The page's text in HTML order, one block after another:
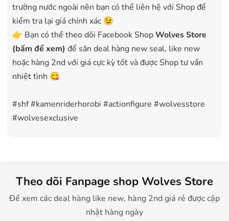
trường nước ngoài nên bạn có thể liên hệ với Shop để
kiểm tra lại giá chính xác 😉
👉 Bạn có thể theo dõi Facebook ShopWolves Store
(bấm để xem) để săn deal hàng new seal, like new
hoặc hàng 2nd với giá cực kỳ tốt và được Shop tư vấn
nhiệt tình 😋
#shf #kamenriderhorobi #actionfigure #wolvesstore
#wolvesexclusive
Theo dõi Fanpage shop Wolves Store
Để xem các deal hàng like new, hàng 2nd giá rẻ được cập
nhật hàng ngày